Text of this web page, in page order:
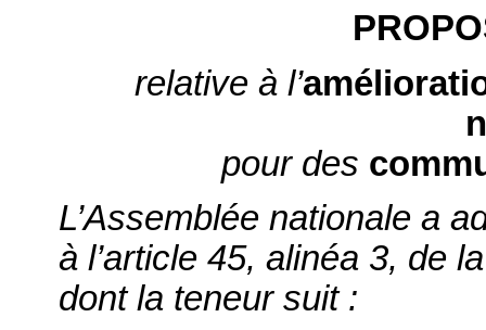
relative à l’
pour des
L’Assemblée nationale a
à l’article 45, alinéa 3, de
dont la teneur suit :